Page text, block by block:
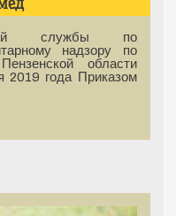
службы по
надзору по
области
2019 года Приказом